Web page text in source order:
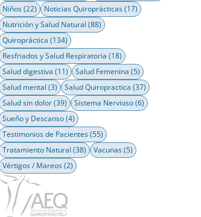
Niños(22) Noticias Quiroprácticas(17)
Nutrición y Salud Natural (88)
Quiropráctica (134)
Resfriados y Salud Respiratoria (18)
Salud digestiva (11) Salud Femenina (5)
Salud mental (3) Salud Quiropractica (37)
Salud sin dolor(39) Sistema Nervioso(6)
Sueño y Descanso(4)
Testimonios de Pacientes(55)
Tratamiento Natural (38) Vacunas(5)
Vértigos / Mareos(2)